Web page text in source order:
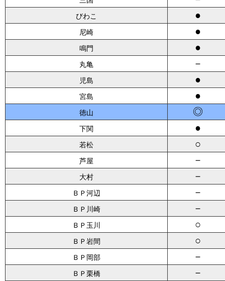
びわこ ●
尼崎 ●
鳴門 ●
丸亀 －
児島 ●
宮島 ●
徳山 ◎
下関 ●
若松 ○
芦屋 －
大村 －
ＢＰ河辺 －
ＢＰ川崎 －
ＢＰ玉川 ○
ＢＰ岩間 ○
ＢＰ岡部 －
ＢＰ栗橋 －